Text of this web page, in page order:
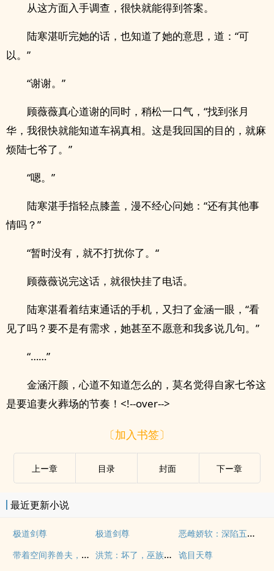
从这方面入手调查，很快就能得到答案。
陆寒湛听完她的话，也知道了她的意思，道：“可
以。”
“谢谢。”
顾薇薇真心道谢的同时，稍松一口气，“找到张月
华，我很快就能知道车祸真相。这是我回国的目的，就麻
烦陆七爷了。”
“嗯。”
陆寒湛手指轻点膝盖，漫不经心问她：“还有其他事
情吗？”
“暂时没有，就不打扰你了。“
顾薇薇说完这话，就很快挂了电话。
陆寒湛看着结束通话的手机，又扫了金涵一眼，“看
见了吗？要不是有需求，她甚至不愿意和我多说几句。”
“……”
金涵汗颜，心道不知道怎么的，莫名觉得自家七爷这
是要追妻火葬场的节奏！<!--over-->
〔加入书签〕
上ー章 目录 封面 下ー章
最近更新小说
极道剑尊 极道剑尊
恶雌娇软：深陷五个兽夫修罗场
带着空间养兽夫，恶雌成团宠了
洪荒：坏了，巫族出了个点子王！ 诡目天尊